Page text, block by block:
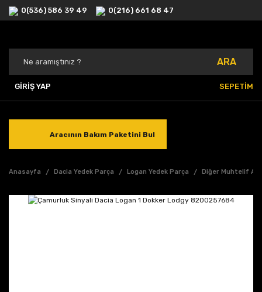
0(536) 586 39 49 0(216) 661 68 47
ARA
GİRİŞ YAP SEPETİM
Aracının Bakım Paketini Bul
Anasayfa Dacia Yedek Parça Logan Yedek Parça Diğer Muhtelif